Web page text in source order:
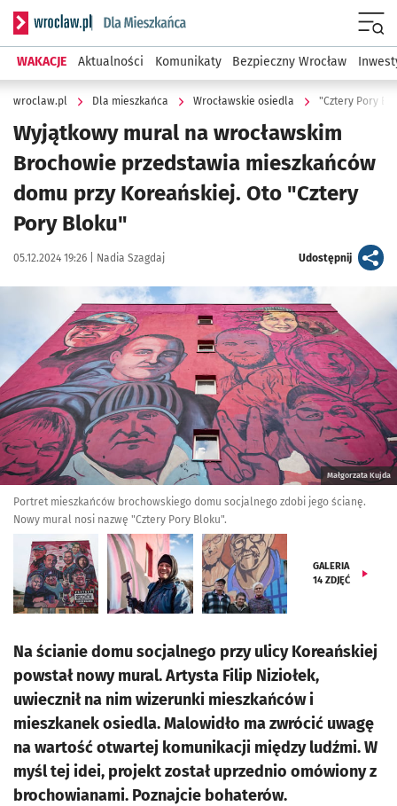
Serwis informacyjny wroclaw.pl podserwis: Dla mieszkańca
WAKACJE Aktualności Komunikaty Bezpieczny Wrocław
wroclaw.pl Dla mieszkańca Wrocławskie osiedla "Cztery Pory
Wyjątkowy mural na wrocławskim
Brochowie przedstawia mieszkańców
domu przy Koreańskiej. Oto "Cztery
Pory Bloku"
Data publikacji:
05.12.2024 19:26 | Autor:
Nadia Szagdaj Udostępnijartykuł
Kliknij, aby zobaczyć galerię
Małgorzata Kujda
Portret mieszkańców brochowskiego domu socjalnego zdobi jego ścianę.
Nowy mural nosi nazwę "Cztery Pory Bloku".
GALERIA
14 ZDJĘĆ
Na ścianie domu socjalnego przy ulicy Koreańskiej
powstał nowy mural. Artysta Filip Niziołek,
uwiecznił na nim wizerunki mieszkańców i
mieszkanek osiedla. Malowidło ma zwrócić uwagę
na wartość otwartej komunikacji między ludźmi. W
myśl tej idei, projekt został uprzednio omówiony z
brochowianami. Poznajcie bohaterów.